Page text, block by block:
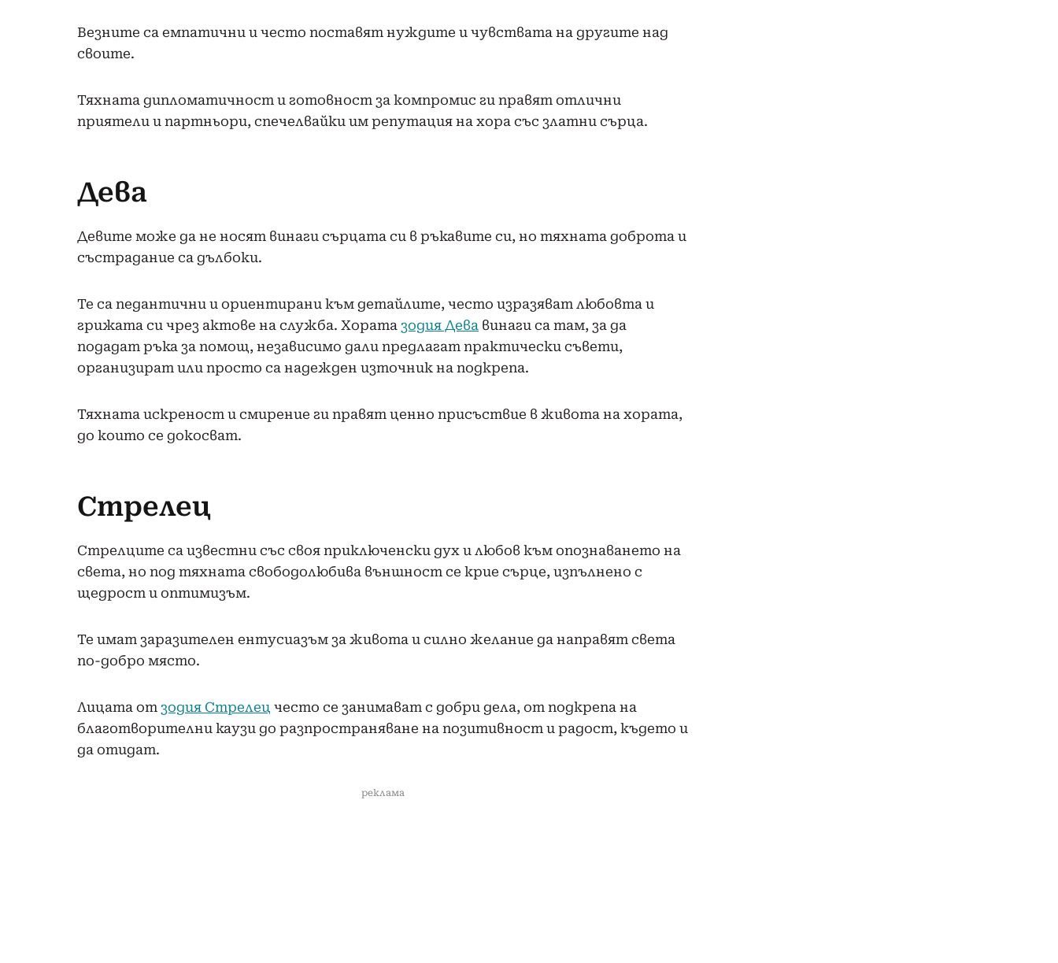
Везните са емпатични и често поставят нуждите и чувствата на другите над
своите.
Тяхната дипломатичност и готовност за компромис ги правят отлични
приятели и партньори, спечелвайки им репутация на хора със златни сърца.
Дева
Девите може да не носят винаги сърцата си в ръкавите си, но тяхната доброта и
състрадание са дълбоки.
Те са педантични и ориентирани към детайлите, често изразяват любовта и
грижата си чрез актове на служба. Хората зодия Дева винаги са там, за да
подадат ръка за помощ, независимо дали предлагат практически съвети,
организират или просто са надежден източник на подкрепа.
Тяхната искреност и смирение ги правят ценно присъствие в живота на хората,
до които се докосват.
Стрелец
Стрелците са известни със своя приключенски дух и любов към опознаването на
света, но под тяхната свободолюбива външност се крие сърце, изпълнено с
щедрост и оптимизъм.
Те имат заразителен ентусиазъм за живота и силно желание да направят света
по-добро място.
Лицата от зодия Стрелец често се занимават с добри дела, от подкрепа на
благотворителни каузи до разпространяване на позитивност и радост, където и
да отидат.
реклама